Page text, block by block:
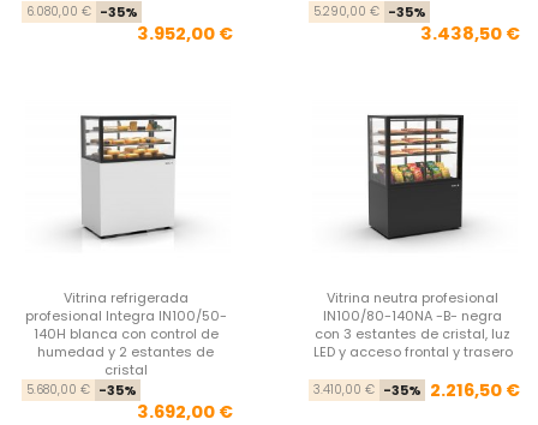
Precio base
6.080,00 € -35%
3.952,00 €
5.290,00 € -35%
3.438,50 €
Vitrina refrigerada
profesional Integra IN100/50-
140H blanca con control de
humedad y 2 estantes de
cristal
Precio base
5.680,00 € -35%
3.692,00 €
Vitrina neutra profesional
IN100/80-140NA -B- negra
con 3 estantes de cristal, luz
LED y acceso frontal y trasero
3.410,00 € -35% 2.216,50 €